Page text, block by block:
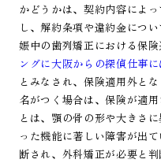
かどうかは、契約内容によ
し、解約条項や違約金につ
娠中の歯列矯正における保険
ングに大阪からの探偵仕事に
とみなされ、保険適用外と
名がつく場合は、保険が適
とは、顎の骨の形や大きさ
った機能に著しい障害が出
断され、外科矯正が必要と